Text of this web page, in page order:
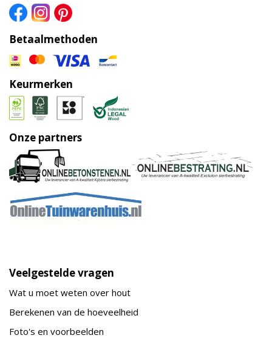
Betaalmethoden
Keurmerken
Onze partners
Veelgestelde vragen
Wat u moet weten over hout
Berekenen van de hoeveelheid
Foto's en voorbeelden